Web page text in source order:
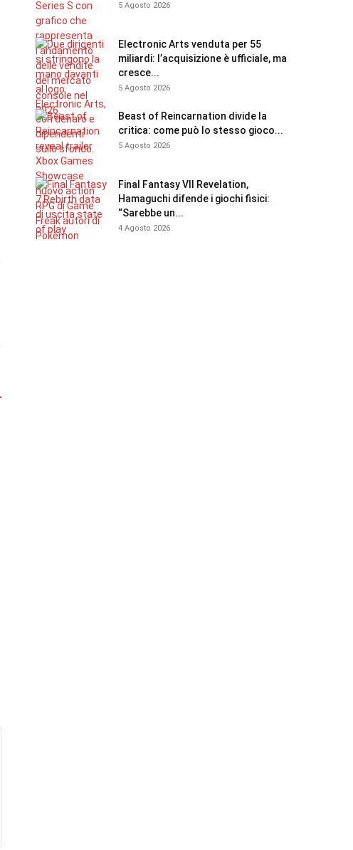
5 Agosto 2026
Electronic Arts venduta per 55
miliardi: l’acquisizione è ufficiale, ma
cresce...
5 Agosto 2026
Beast of Reincarnation divide la
critica: come può lo stesso gioco...
5 Agosto 2026
Final Fantasy VII Revelation,
Hamaguchi difende i giochi fisici:
“Sarebbe un...
4 Agosto 2026